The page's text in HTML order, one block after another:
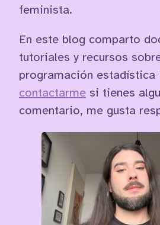
feminista.
En este blog comparto
tutoriales y recursos
programación estadística
contactarme si tienes
comentario, me gusta